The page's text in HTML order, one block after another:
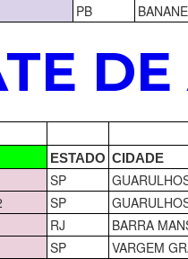
PB
ESTADO CIDADE
SP
SP
RJ
BARRA
SP
VARGEM